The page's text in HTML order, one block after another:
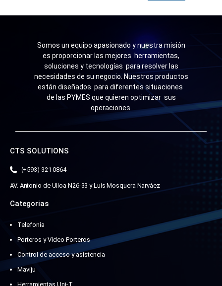
Somos un equipo apasionado y nuestra misión
es proporcionar las mejores herramientas,
soluciones y tecnologías para resolver las
necesidades de su negocio. Nuestros productos
están diseñados para diferentes situaciones
de las PYMES que quieren optimizar sus
operaciones.
CTS SOLUTIONS
(+593) 321 0864
AV. Antonio de Ulloa N26-33 y Luis Mosquera Narváez
Categorias
Telefonía
Porteros y Video Porteros
Control de acceso y asistencia
Maviju
Herramientas Uni-T